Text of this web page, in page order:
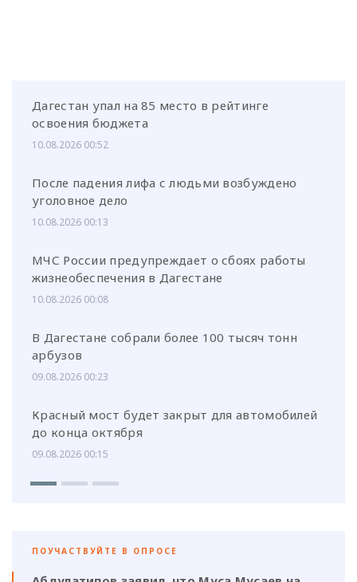
Дагестан упал на 85 место в рейтинге
освоения бюджета
10.08.2026 00:52
После падения лифа с людьми возбуждено
уголовное дело
10.08.2026 00:13
МЧС России предупреждает о сбоях работы
жизнеобеспечения в Дагестане
10.08.2026 00:08
В Дагестане собрали более 100 тысяч тонн
арбузов
09.08.2026 00:23
Красный мост будет закрыт для автомобилей
до конца октября
09.08.2026 00:15
ПОУЧАСТВУЙТЕ В ОПРОСЕ